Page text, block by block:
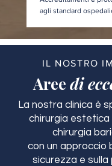
agli standard
IL NOSTRO
Aree di
La nostra clinica è
chirurgia estetica
chirurgia
con un approccio
sicurezza e sulla